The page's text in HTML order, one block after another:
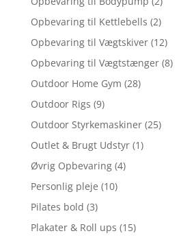
Opbevaring til Kettlebells (2)
Opbevaring til Vægtskiver (12)
Opbevaring til Vægtstænger (8)
Outdoor Home Gym (28)
Outdoor Rigs (9)
Outdoor Styrkemaskiner (25)
Outlet & Brugt Udstyr (1)
Øvrig Opbevaring (4)
Personlig pleje (10)
Pilates bold (3)
Plakater & Roll ups (15)